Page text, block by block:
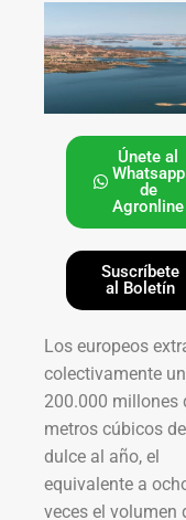
Únete al
Whatsapp
de
Agronline
Suscríbete
al Boletín
Los europeos
colectivamente
200.000 millones
metros cúbicos
dulce al año, el
equivalente a
veces el volumen